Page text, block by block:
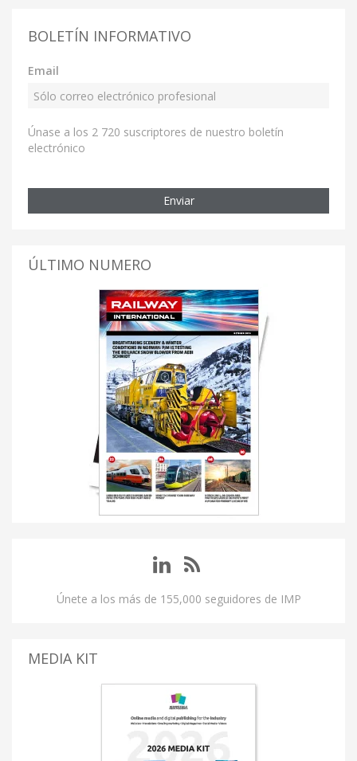
BOLETÍN INFORMATIVO
Email
Únase a los 2 720 suscriptores de nuestro boletín
electrónico
Enviar
ÚLTIMO NUMERO
Únete a los más de 155,000 seguidores de IMP
MEDIA KIT